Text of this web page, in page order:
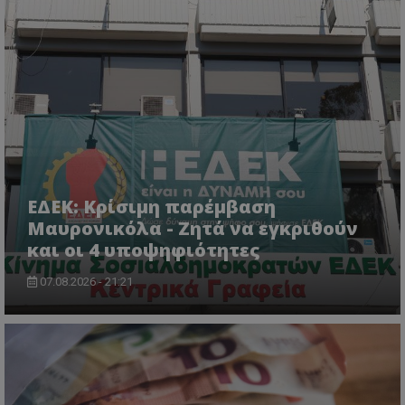
ΕΔΕΚ: Κρίσιμη παρέμβαση
Μαυρονικόλα - Ζητά να εγκριθούν
και οι 4 υποψηφιότητες
07.08.2026 - 21:21
VISITOR_PRIVACY_METADATA
YouTube
.youtube.com